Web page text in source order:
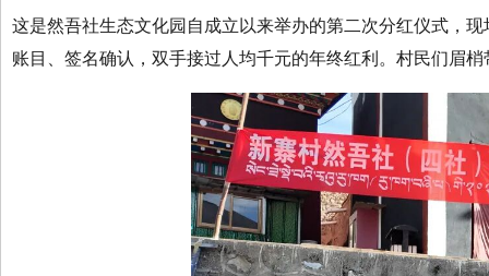
这是然吾社生态文化园自成立以来举办的第二次分红仪式，
账目、签名确认，双手接过人均千元的年终红利。村民们眉